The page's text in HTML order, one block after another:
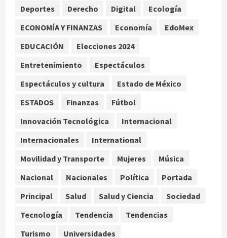
agosto 7, 2026
Desplome de la IA arrastra a fondos
estrella de Wall Street
4
Estudio en Science vincula el
consumo de fruta ancestral con la
agosto 7, 2026
Internacional
EE.UU. amplía revisión de redes
y ciertos ciudadanos de México y
Deportes Derecho Digital
Ecología
ECONOMÍA Y FINANZAS
Economía
EdoMex
EDUCACIÓN
Elecciones 2024
Entretenimiento
Espectáculos
Espectáculos y cultura
Estado de México
ESTADOS
Finanzas
Fútbol
Innovación Tecnológica
Internacional
Internacionales
International
Movilidad y Transporte
Mujeres
Música
Nacional
Nacionales Política
Portada
Principal
Salud Salud y Ciencia
Sociedad
Tecnología
Tendencia
Tendencias
Turismo
Universidades